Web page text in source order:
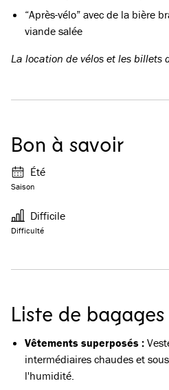
“Après-vélo” avec de la bière
viande salée
La location de vélos et les billets
Bon à savoir
Saison
Été
Difficulté
Difficile
Liste de bagages
Vêtements superposés :
intermédiaires chaudes et
l'humidité.